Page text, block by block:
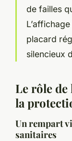
de failles
placard
silencieux
Le rôle de
la
Un rempart
sanitaires